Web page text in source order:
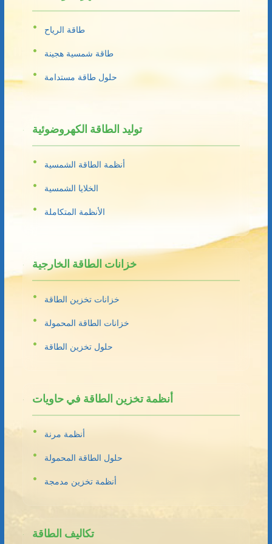
طاقة الرياح
طاقة شمسية هجينة
حلول طاقة مستدامة
توليد الطاقة الكهروضوئية
أنظمة الطاقة الشمسية
الخلايا الشمسية
الأنظمة المتكاملة
خزانات الطاقة الخارجية
خزانات تخزين الطاقة
خزانات الطاقة المحمولة
حلول تخزين الطاقة
أنظمة تخزين الطاقة في حاويات
أنظمة مرنة
حلول الطاقة المحمولة
أنظمة تخزين مدمجة
تكاليف الطاقة